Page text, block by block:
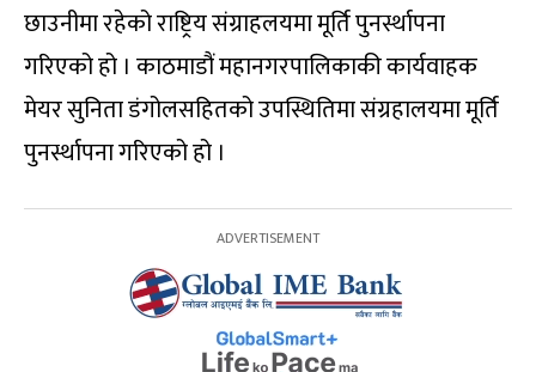
छाउनीमा रहेको राष्ट्रिय संग्राहलयमा मूर्ति पुनर्स्थापना
गरिएको हो । काठमाडौं महानगरपालिकाकी कार्यवाहक
मेयर सुनिता डंगोलसहितको उपस्थितिमा संग्रहालयमा मूर्ति
पुनर्स्थापना गरिएको हो ।